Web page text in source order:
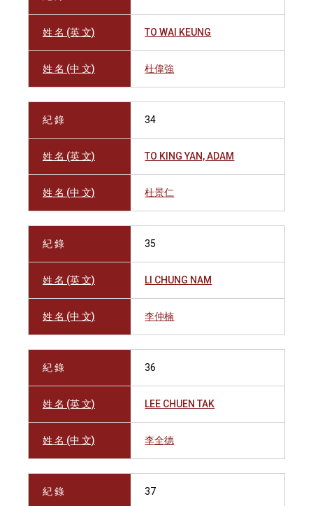
姓 名 (英 文) TO WAI KEUNG
姓 名 (中 文) 杜偉強
紀 錄 34
姓 名 (英 文) TO KING YAN, ADAM
姓 名 (中 文) 杜景仁
紀 錄 35
姓 名 (英 文) LI CHUNG NAM
姓 名 (中 文) 李仲楠
紀 錄 36
姓 名 (英 文) LEE CHUEN TAK
姓 名 (中 文) 李全德
紀 錄 37